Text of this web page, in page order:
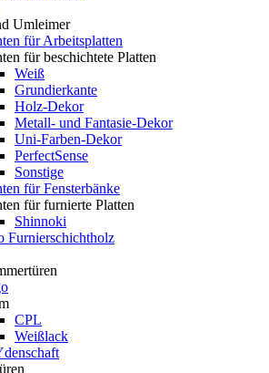
Umleimer
für Arbeitsplatten
für beschichtete Platten
Weiß
Grundierkante
Holz-Dekor
Metall- und Fantasie-Dekor
Uni-Farben-Dekor
PerfectSense
Sonstige
für Fensterbänke
für furnierte Platten
Shinnoki
Furnierschichtholz
CPL
Weißlack